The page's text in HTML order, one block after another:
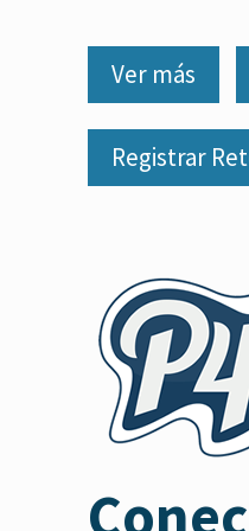
Ver más
Registrar